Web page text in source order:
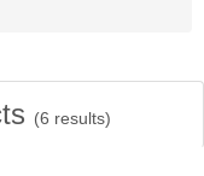
(6 results)